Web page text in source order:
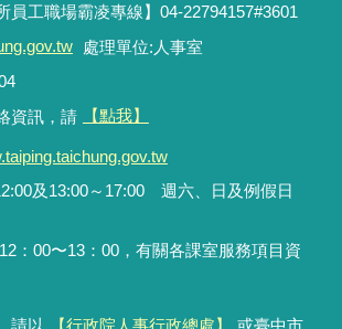
員工職場霸凌專線】04-22794157#3601
處理單位:人事室
資訊，請
【點我】
及13:00～17:00 週六、日及例假日
：00〜13：00，有關各課室服務項目資
請以 【行政院人事行政總處】 或臺中市